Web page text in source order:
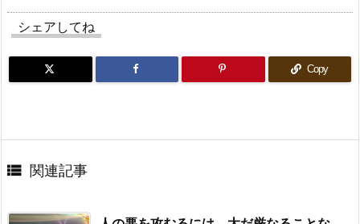
シェアしてね
Copy
 関連記事